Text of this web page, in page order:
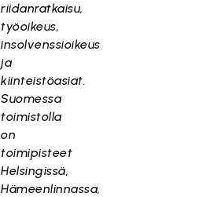
riidanratkaisu,
työoikeus,
insolvenssioikeus
ja
kiinteistöasiat.
Suomessa
toimistolla
on
toimipisteet
Helsingissä,
Hämeenlinnassa,